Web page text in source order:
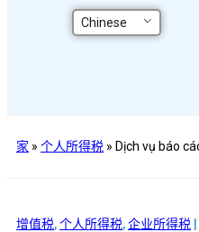
Chinese
家 » 个人所得税 » Dịch vụ báo
增值税,个人所得税,企业所得税